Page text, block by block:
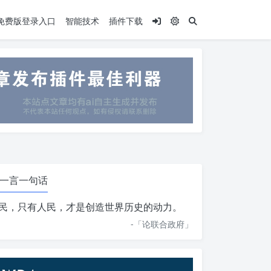
费版登录入口 智能技术 插件下载
一言一句话
，只有人民，才是创造世界历史的动力。
-「论联合政府 」